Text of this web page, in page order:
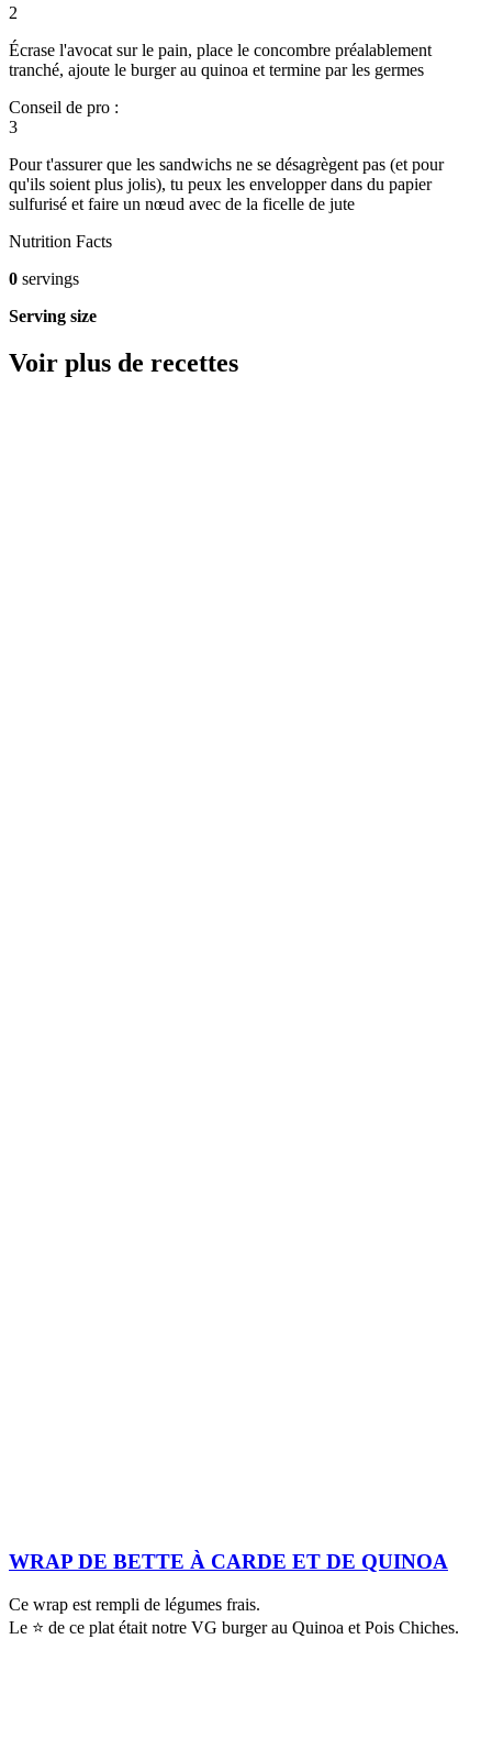
2
Écrase l'avocat sur le pain, place le concombre préalablement
tranché, ajoute le burger au quinoa et termine par les germes
Conseil de pro :
3
Pour t'assurer que les sandwichs ne se désagrègent pas (et pour
qu'ils soient plus jolis), tu peux les envelopper dans du papier
sulfurisé et faire un nœud avec de la ficelle de jute
Nutrition Facts
0 servings
Serving size
Voir plus de recettes
WRAP DE BETTE À CARDE ET DE QUINOA
Ce wrap est rempli de légumes frais.
Le ⭐️ de ce plat était notre VG burger au Quinoa et Pois Chiches.